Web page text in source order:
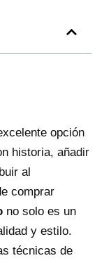
opción
historia, añadir
al
comprar
no solo es un
y estilo.
técnicas de